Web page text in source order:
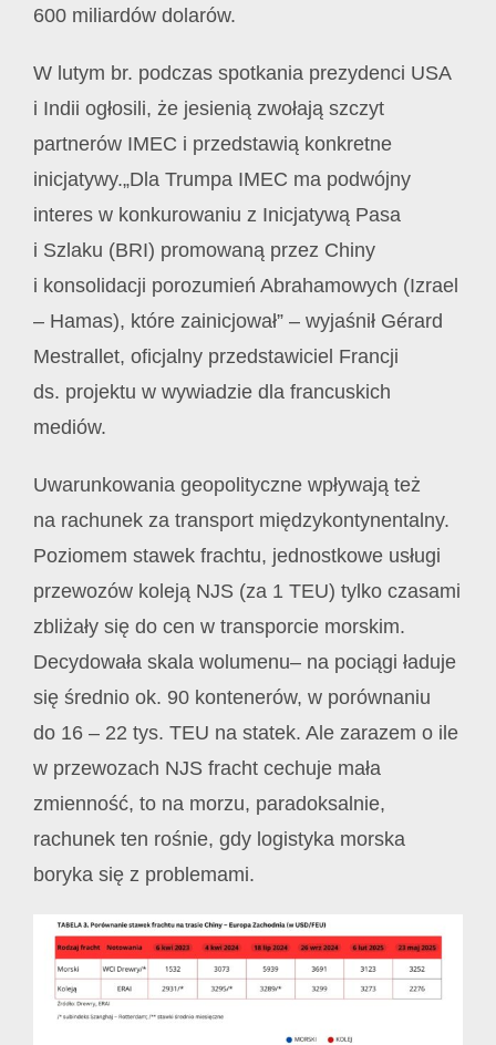
600 miliardów dolarów.
W lutym br. podczas spotkania prezydenci USA
i Indii ogłosili, że jesienią zwołają szczyt
partnerów IMEC i przedstawią konkretne
inicjatywy.„Dla Trumpa IMEC ma podwójny
interes w konkurowaniu z Inicjatywą Pasa
i Szlaku (BRI) promowaną przez Chiny
i konsolidacji porozumień Abrahamowych (Izrael
– Hamas), które zainicjował” – wyjaśnił Gérard
Mestrallet, oficjalny przedstawiciel Francji
ds. projektu w wywiadzie dla francuskich
mediów.
Uwarunkowania geopolityczne wpływają też
na rachunek za transport międzykontynentalny.
Poziomem stawek frachtu, jednostkowe usługi
przewozów koleją NJS (za 1 TEU) tylko czasami
zbliżały się do cen w transporcie morskim.
Decydowała skala wolumenu– na pociągi ładuje
się średnio ok. 90 kontenerów, w porównaniu
do 16 – 22 tys. TEU na statek. Ale zarazem o ile
w przewozach NJS fracht cechuje mała
zmienność, to na morzu, paradoksalnie,
rachunek ten rośnie, gdy logistyka morska
boryka się z problemami.